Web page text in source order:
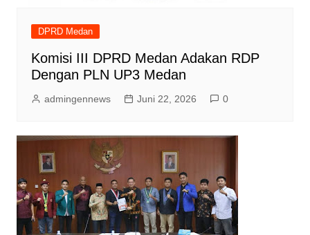
DPRD Medan
Komisi III DPRD Medan Adakan RDP
Dengan PLN UP3 Medan
admingennews Juni 22, 2026 0